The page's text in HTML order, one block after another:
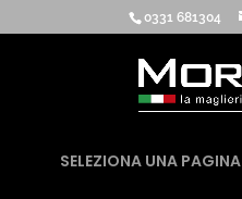
0331 681304
SELEZIONA UNA PAGINA